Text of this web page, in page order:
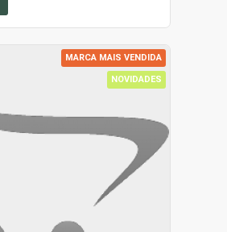
NOVIDADES
MARCA MAIS VENDIDA